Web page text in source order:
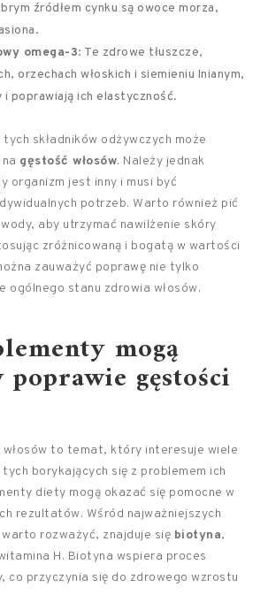
źródłem cynku są owoce morza,
omega-3: Te zdrowe tłuszcze,
orzechach włoskich i siemieniu lnianym,
i poprawiają ich elastyczność.
składników odżywczych może
gęstość włosów. Należy jednak
organizm jest inny i musi być
potrzeb. Warto również pić
aby utrzymać nawilżenie skóry
zróżnicowaną i bogatą w wartości
zauważyć poprawę nie tylko
ogólnego stanu zdrowia włosów.
mogą
gęstości
to temat, który interesuje wiele
borykających się z problemem ich
diety mogą okazać się pomocne w
rezultatów. Wśród najważniejszych
rozważyć, znajduje się biotyna,
H. Biotyna wspiera proces
co przyczynia się do zdrowego wzrostu